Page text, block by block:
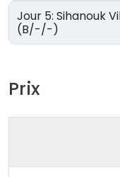
Jour 5: Sihanouk Ville – Phnom Penh – Depart
(B/-/-)
Prix